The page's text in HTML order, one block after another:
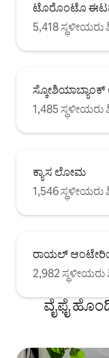
ಟೊರೊಂಟೊ
5,418 ಸ್ಥಳೀಯರು
ಸ್ಕೋಶಿಯಾಬ್ಯಾಂಕ್
1,485 ಸ್ಥಳೀಯರು
ಕ್ಯಾಸ ಲೋಮ
1,546 ಸ್ಥಳೀಯರು
ರಾಯಲ್
2,982 ಸ್ಥಳೀಯರು
ವೈಫೈ